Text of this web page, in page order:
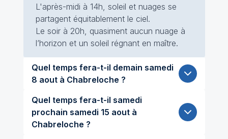
L'après-midi à 14h, soleil et nuages se
partagent équitablement le ciel.
Le soir à 20h, quasiment aucun nuage à
l’horizon et un soleil régnant en maître.
Quel temps fera-t-il demain samedi
8 aout à Chabreloche ?
Quel temps fera-t-il samedi
prochain samedi 15 aout à
Chabreloche ?